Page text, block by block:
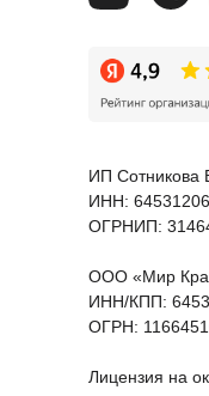
ИП Сотникова
ИНН:
ОГРНИП:
ООО «Мир
ИНН/КПП:
ОГРН:
Лицензия на